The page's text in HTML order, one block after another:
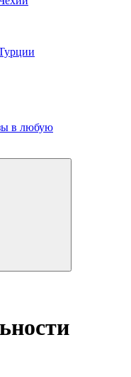
где провести отпуск.